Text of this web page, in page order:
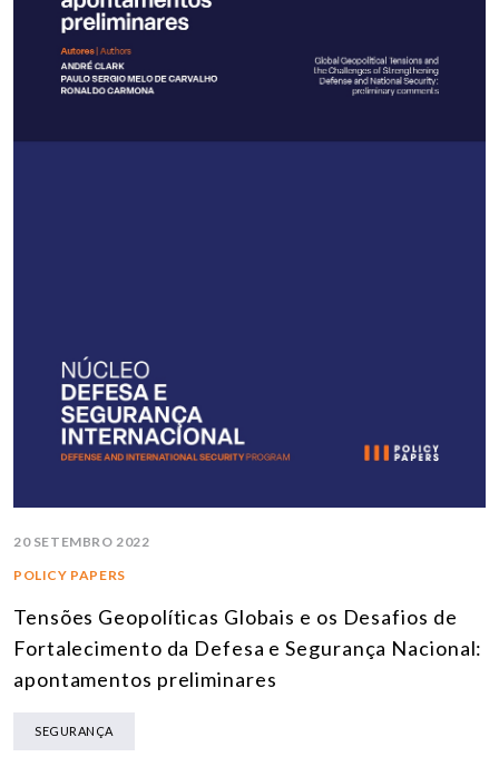
20 SETEMBRO 2022
POLICY PAPERS
Tensões Geopolíticas Globais e os Desafios de
Fortalecimento da Defesa e Segurança Nacional:
apontamentos preliminares
SEGURANÇA